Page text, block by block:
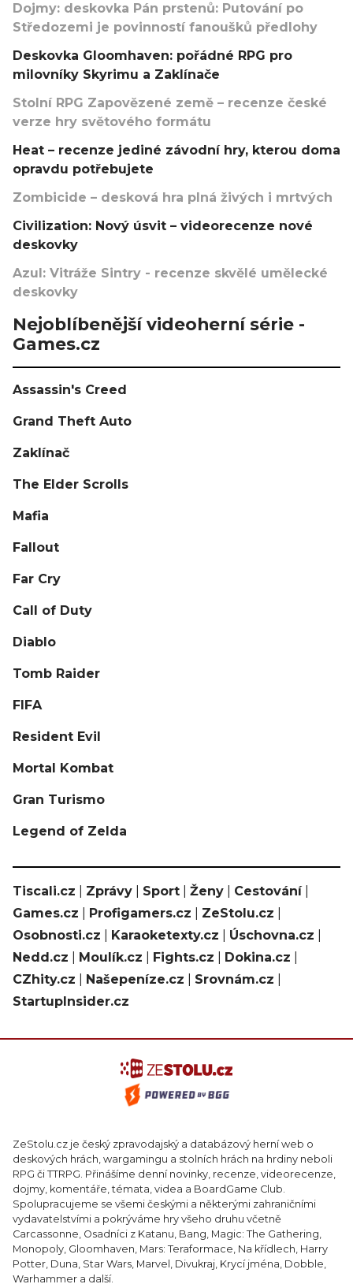
Dojmy: deskovka Pán prstenů: Putování po
Středozemi je povinností fanoušků předlohy
Deskovka Gloomhaven: pořádné RPG pro
milovníky Skyrimu a Zaklínače
Stolní RPG Zapovězené země – recenze české
verze hry světového formátu
Heat – recenze jediné závodní hry, kterou doma
opravdu potřebujete
Zombicide – desková hra plná živých i mrtvých
Civilization: Nový úsvit – videorecenze nové
deskovky
Azul: Vitráže Sintry - recenze skvělé umělecké
deskovky
Nejoblíbenější videoherní série -
Games.cz
Assassin's Creed
Grand Theft Auto
Zaklínač
The Elder Scrolls
Mafia
Fallout
Far Cry
Call of Duty
Diablo
Tomb Raider
FIFA
Resident Evil
Mortal Kombat
Gran Turismo
Legend of Zelda
Tiscali.cz Zprávy Sport Ženy Cestování|
Games.cz
Profigamers.cz ZeStolu.cz
Osobnosti.cz
Karaoketexty.cz Úschovna.cz
Nedd.cz
Moulík.cz Fights.cz Dokina.cz
CZhity.cz
Našepeníze.cz Srovnám.cz
StartupInsider.cz
ZeStolu.cz je český zpravodajský a databázový herní web o
deskových hrách, wargamingu a stolních hrách na hrdiny neboli
RPG či TTRPG. Přinášíme denní novinky, recenze, videorecenze,
dojmy, komentáře, témata, videa a BoardGame Club.
Spolupracujeme se všemi českými a některými zahraničními
vydavatelstvími a pokrýváme hry všeho druhu včetně
Carcassonne, Osadníci z Katanu, Bang, Magic: The Gathering,
Monopoly, Gloomhaven, Mars: Teraformace, Na křídlech, Harry
Potter, Duna, Star Wars, Marvel, Divukraj, Krycí jména, Dobble,
Warhammer a další.